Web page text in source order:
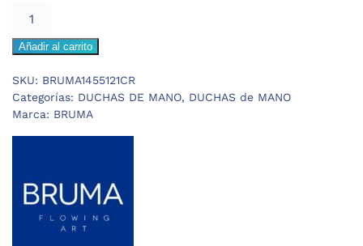
cantidad
Añadir al carrito
SKU: BRUMA1455121CR
Categorías: DUCHAS DE MANO, DUCHAS de MANO
Marca: BRUMA